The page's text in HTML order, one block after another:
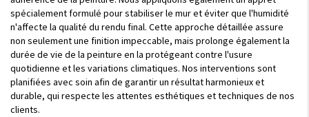
spécialement formulé pour stabiliser le mur et éviter que l'humidité
n'affecte la qualité du rendu final. Cette approche détaillée assure
non seulement une finition impeccable, mais prolonge également la
durée de vie de la peinture en la protégeant contre l'usure
quotidienne et les variations climatiques. Nos interventions sont
planifiées avec soin afin de garantir un résultat harmonieux et
durable, qui respecte les attentes esthétiques et techniques de nos
clients.